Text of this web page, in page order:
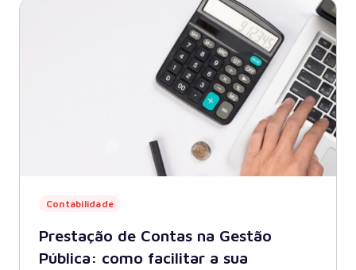
Contabilidade
Prestação de Contas na Gestão
Pública: como facilitar a sua